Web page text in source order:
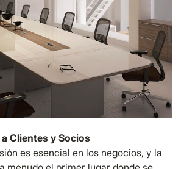
Clientes y Socios
es esencial en los negocios, y la